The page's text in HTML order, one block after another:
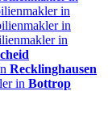
in
in
in
Recklinghausen
in Bottrop